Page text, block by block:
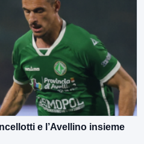
e l’Avellino insieme